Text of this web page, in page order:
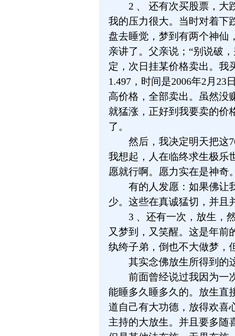
2 、 还有次买股票，大跌
我的压力很大。当时对着下
盘去睡觉，梦到有两个神仙
亲讲了。父亲说；“别说破
定，次日挂某价格卖出。我
1.497，时间是2006年2月
高价格，全部卖出。虽然没
就猛涨，正好到我要卖的价
了。
然后，我决定明天把这
我想起，人在临终求生极乐
愿就行啊。愿力实在是神奇。
有的人发愿：如果佛让我
少。这些在真诚猛切，并且
3 、还有一次，放生，然
又梦到，又笑醒。这是年前
纨绔子弟，倒也不大做梦，
其实念佛放生所得到的这
前面曾经说过我因为一次
能睡多久睡多久的。放生直
道自己有大功德，放得欢喜
主持的大放生。并且要多随